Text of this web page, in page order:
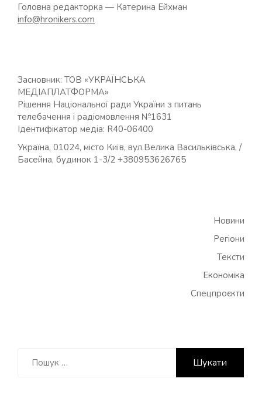
Головна редакторка — Катерина Ейхман
info@hronikers.com
Засновник: ТОВ «УКРАЇНСЬКА
МЕДІАПЛАТФОРМА»
Рішення Національної ради України з питань
телебачення і радіомовлення №1631
Ідентифікатор медіа: R40-06400
Україна, 01024, місто Київ, вул.Велика Васильківська, /
Басейна, будинок 1-3/2 +380953626765
Новини
Регіони
Тексти
Економіка
Спецпроєкти